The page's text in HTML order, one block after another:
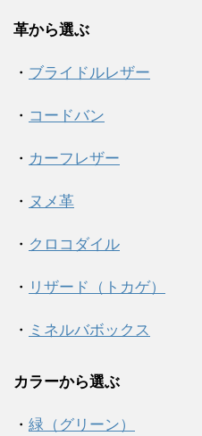
革から選ぶ
・ ブライドルレザー
・ コードバン
・ カーフレザー
・ ヌメ革
・ クロコダイル
・ リザード（トカゲ）
・ ミネルバボックス
カラーから選ぶ
・ 緑（グリーン）